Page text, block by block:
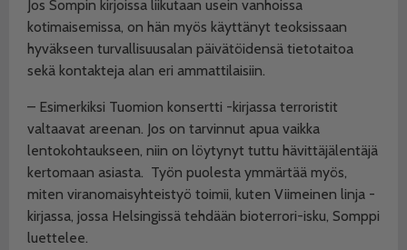
Jos Sompin kirjoissa liikutaan usein vanhoissa
kotimaisemissa, on hän myös käyttänyt teoksissaan
hyväkseen turvallisuusalan päivätöidensä tietotaitoa
sekä kontakteja alan eri ammattilaisiin.
– Esimerkiksi Tuomion konsertti -kirjassa terroristit
valtaavat areenan. Jos on tarvinnut apua vaikka
lentokohtaukseen, niin on löytynyt tuttu hävittäjälentäjä
kertomaan asiasta. Työn puolesta ymmärtää myös,
miten viranomaisyhteistyö toimii, kuten Viimeinen linja -
kirjassa, jossa Helsingissä tehdään bioterrori-isku, Somppi
luettelee.